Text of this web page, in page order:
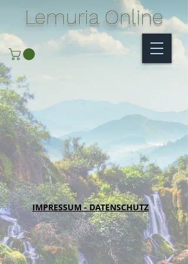
Lemuria Online
IMPRESSUM - DATENSCHUTZ